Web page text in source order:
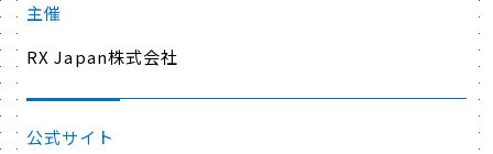
主催
RX Japan株式会社
公式サイト